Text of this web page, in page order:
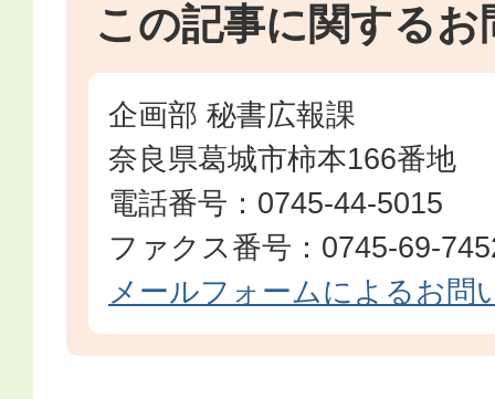
この記事に関するお
企画部 秘書広報課
奈良県葛城市柿本166番地
電話番号：0745-44-5015
ファクス番号：0745-69-
メールフォームによるお問